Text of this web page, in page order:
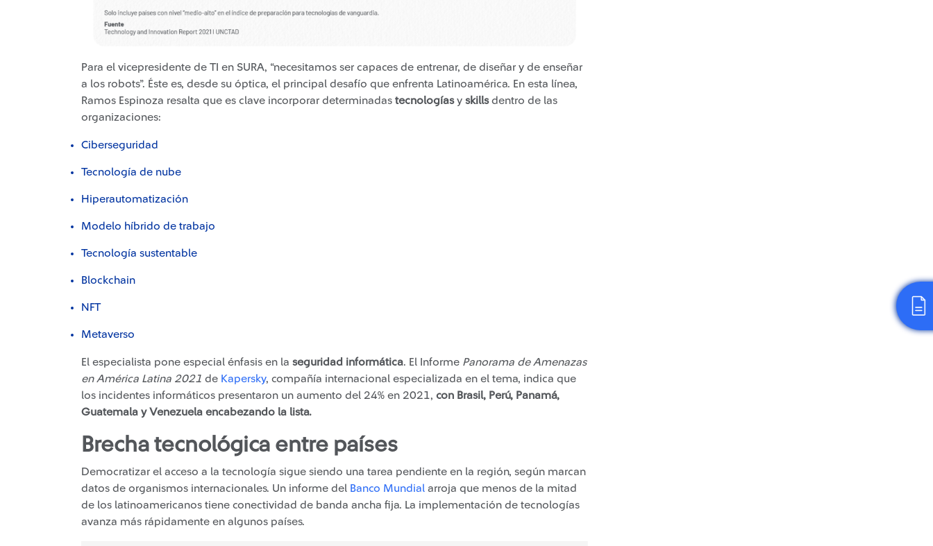
Para el vicepresidente de TI en SURA, “necesitamos ser capaces de entrenar, de diseñar y de enseñar
a los robots”. Éste es, desde su óptica, el principal desafío que enfrenta Latinoamérica. En esta línea,
Ramos Espinoza resalta que es clave incorporar determinadas tecnologíasy skillsdentro de las
organizaciones:
Ciberseguridad
Tecnología de nube
Hiperautomatización
Modelo híbrido de trabajo
Tecnología sustentable
Blockchain
NFT
Metaverso
El especialista pone especial énfasis en la seguridad informática. El Informe Panorama de Amenazas
en América Latina 2021 de Kapersky, compañía internacional especializada en el tema, indica que
los incidentes informáticos presentaron un aumento del 24% en 2021, con Brasil, Perú, Panamá,
Guatemala y Venezuela encabezando la lista.
Brecha tecnológica entre países
Democratizar el acceso a la tecnología sigue siendo una tarea pendiente en la región, según marcan
datos de organismos internacionales. Un informe del Banco Mundial arroja que menos de la mitad
de los latinoamericanos tiene conectividad de banda ancha fija. La implementación de tecnologías
avanza más rápidamente en algunos países.